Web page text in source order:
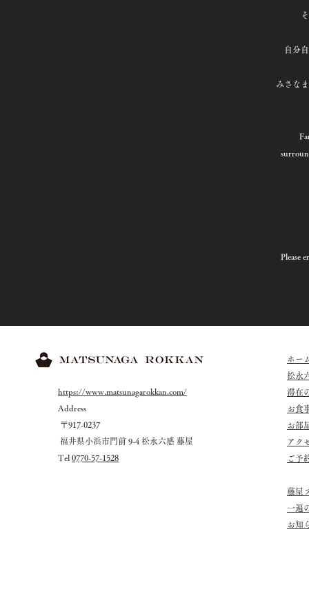
自分
みさな
Please
https://www.matsunagarokkan.com/
Address
〒917-0237
福井県小浜市門前 9-4 松永六感 藤屋
Tel 0770-57-1528
ホー
松永
滞在
お食
お部
アク
ご予
藤屋
一遍
お知